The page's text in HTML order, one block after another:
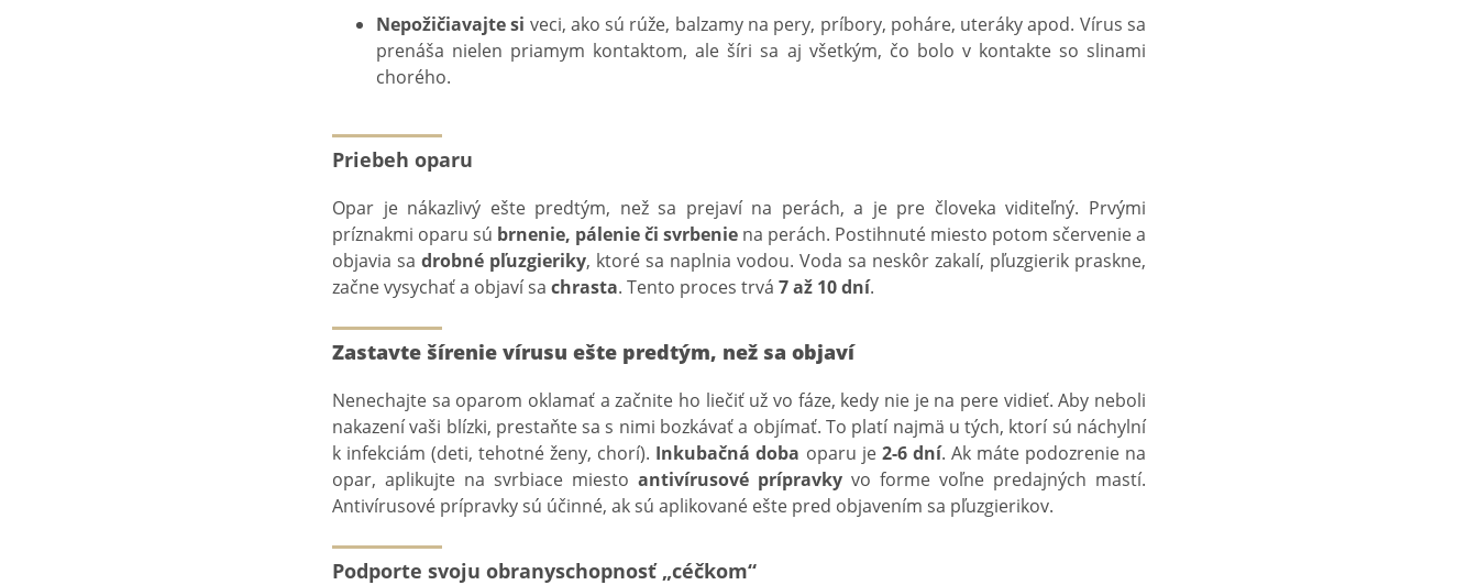
Nepožičiavajte si veci, ako sú rúže, balzamy na pery, príbory, poháre, uteráky apod. Vírus sa
prenáša nielen priamym kontaktom, ale šíri sa aj všetkým, čo bolo v kontakte so slinami
chorého.
Priebeh oparu
Opar je nákazlivý ešte predtým, než sa prejaví na perách, a je pre človeka viditeľný. Prvými
príznakmi oparu sú brnenie, pálenie či svrbenie na perách. Postihnuté miesto potom sčervenie a
objavia sa drobné pľuzgieriky, ktoré sa naplnia vodou. Voda sa neskôr zakalí, pľuzgierik praskne,
začne vysychať a objaví sa chrasta. Tento proces trvá 7 až 10 dní.
Zastavte šírenie vírusu ešte predtým, než sa objaví
Nenechajte sa oparom oklamať a začnite ho liečiť už vo fáze, kedy nie je na pere vidieť. Aby neboli
nakazení vaši blízki, prestaňte sa s nimi bozkávať a objímať. To platí najmä u tých, ktorí sú náchylní
k infekciám (deti, tehotné ženy, chorí). Inkubačná doba oparu je 2-6 dní. Ak máte podozrenie na
opar, aplikujte na svrbiace miesto antivírusové prípravky vo forme voľne predajných mastí.
Antivírusové prípravky sú účinné, ak sú aplikované ešte pred objavením sa pľuzgierikov.
Podporte svoju obranyschopnosť „céčkom“